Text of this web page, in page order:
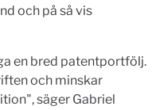
och på så vis
en bred patentportfölj.
och minskar
säger Gabriel